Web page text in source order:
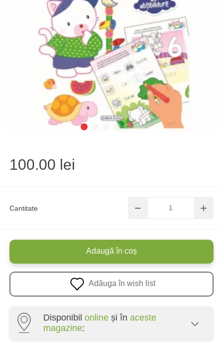
Cantitate
100.00 lei
Adaugă în coș
Adăuga în wish list
Disponibil online și în aceste
magazine: